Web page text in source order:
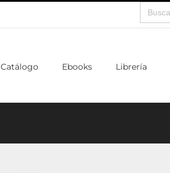
Buscar:
Catálogo Ebooks Librería